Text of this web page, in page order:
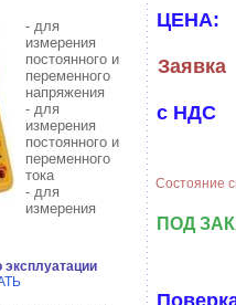
- для
измерения
постоянного и
переменного
напряжения
- для
измерения
постоянного и
переменного
тока
- для
измерения
эксплуатации
ЦЕНА:
Заявка
с НДС
Состояние
ПОД